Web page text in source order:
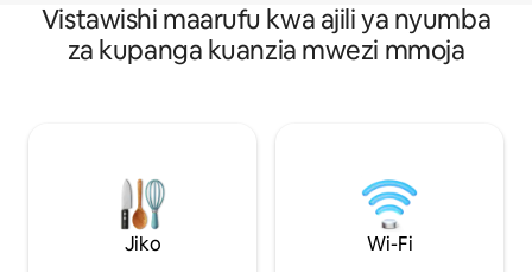
Vistawishi maarufu kwa ajili ya nyumba
za kupanga kuanzia mwezi mmoja
Jiko Wi-Fi